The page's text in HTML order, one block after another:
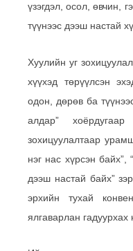
үзэгдэл, осол, өвчин,
түүнээс дээш настай
Хуулийн уг
хүүхэд төрүүлсэн
одон, дөрөв ба
алдар”
зохицуулалтаар
нэг нас хүрсэн байх”,
дээш настай байх”
эрхийн тухай
ялгаварлан